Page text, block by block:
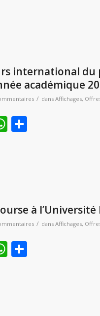
international
académique
/ dans Affichages,
WhatsApp
à l’Université
/ dans Affichages,
WhatsApp